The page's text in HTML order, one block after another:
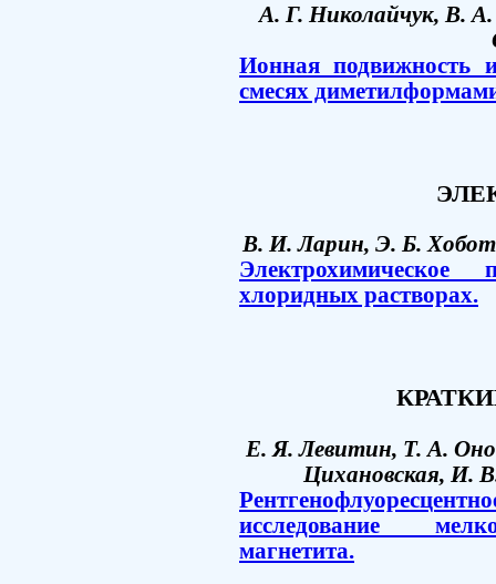
А. Г. Николайчук, В.
Ионная подвижность
смесях
В. И. Ларин, Э. Б.
хлоридных растворах.
Е. Я. Левитин, Т. А.
Цихановская, И.
исследование
магнетита.